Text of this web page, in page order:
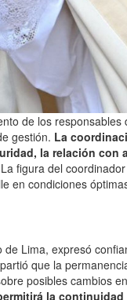
de los
gestión. La
la relación
La figura del
en condiciones
Lima, expresó
que la
posibles cambios
la